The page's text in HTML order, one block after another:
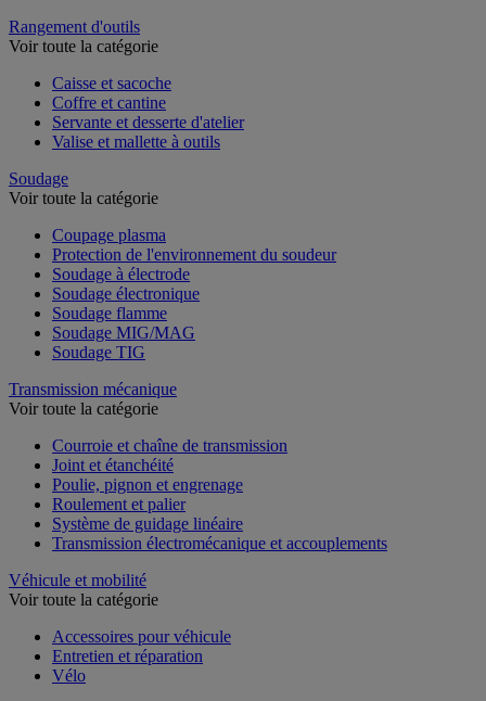
Rangement d'outils
Voir toute la catégorie
Caisse et sacoche
Coffre et cantine
Servante et desserte d'atelier
Valise et mallette à outils
Soudage
Voir toute la catégorie
Coupage plasma
Protection de l'environnement du soudeur
Soudage à électrode
Soudage électronique
Soudage flamme
Soudage MIG/MAG
Soudage TIG
Transmission mécanique
Voir toute la catégorie
Courroie et chaîne de transmission
Joint et étanchéité
Poulie, pignon et engrenage
Roulement et palier
Système de guidage linéaire
Transmission électromécanique et accouplements
Véhicule et mobilité
Voir toute la catégorie
Accessoires pour véhicule
Entretien et réparation
Vélo